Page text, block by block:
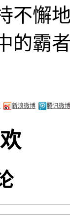
不懈
的霸者
新浪微博 腾讯微博